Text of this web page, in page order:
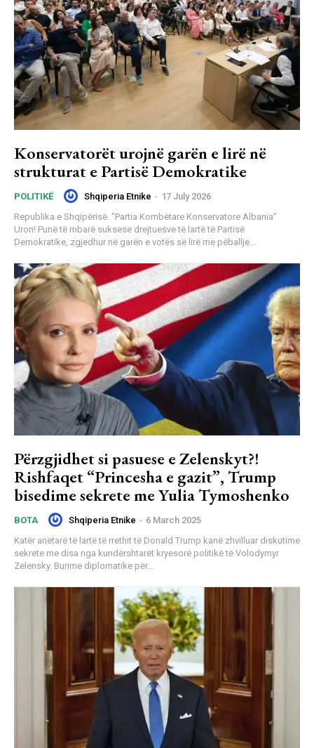
Konservatorët urojnë garën e lirë në
strukturat e Partisë Demokratike
POLITIKË Shqiperia Etnike - 17 July 2026
Republika e Shqipërisë. "Partia Kombëtare Konservatore Albania"
Uron! Punë të mbarë suksese drejtuesve të lartë të Partisë
Demokratike, zgjedhur në garën e votës së lirë me pëballje...
Përzgjidhet si pasuese e Zelenskyt?!
Rishfaqet “Princesha e gazit”, Trump
bisedime sekrete me Yulia Tymoshenko
BOTA Shqiperia Etnike - 6 March 2025
Katër anëtarë të lartë të rrethit të Donald Trump kanë zhvilluar diskutime
sekrete me disa nga kundërshtarët kryesorë politikë të Volodymyr
Zelensky. Burime diplomatike për...